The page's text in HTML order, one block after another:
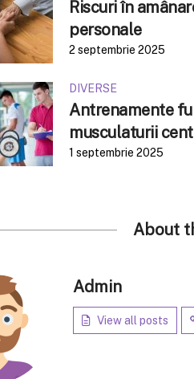
Riscuri în
personale
2 septembrie 2025
DIVERSE
Antrenamente
musculaturii
1 septembrie 2025
About
Admin
View all posts